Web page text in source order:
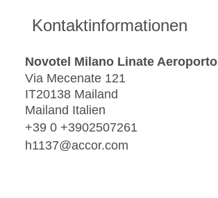
Kontaktinformationen
Novotel Milano Linate Aeroporto
Via Mecenate 121
IT20138 Mailand
Mailand Italien
+39 0 +3902507261
h1137@accor.com